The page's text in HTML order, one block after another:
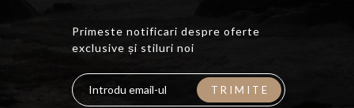
Primeste notificari despre oferte
exclusive și stiluri noi
TRIMITE